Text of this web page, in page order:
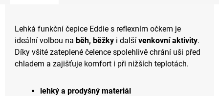
Lehká funkční čepice Eddie s reflexním očkem je
ideální volbou na běh, běžky i další venkovní aktivity.
Díky všité zateplené čelence spolehlivě chrání uši před
chladem a zajišťuje komfort i při nižších teplotách.
lehký a prodyšný materiál